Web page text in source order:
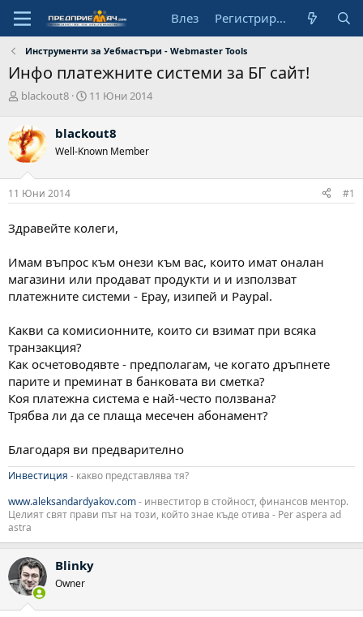
Влез Регистрирай се
Инструменти за Уебмастъри - Webmaster Tools
Инфо платежните системи за БГ сайт!
А
т
о
р
blackout8
Н
а
л
а
т
11 Юни 2014
blackout8
Well-Known Member
11 Юни 2014 #1
Здравейте колеги,
Имам въпрос към онези към вас, които имат оналан
магазини или продават продукти и и използват
платежните системи - Epay, изипей и Paypal.
Какви са комисионните, които си взимат при всяка
транзакция?
Как осчетоводявте - предполагам, че когато дръпнете
парите и преминат в банковата ви сметка?
Коя платежна система е най-често ползвана?
Трябва ли да се плаща месечен абонамент?
Благодаря ви предварително
Инвестиция - какво представлява тя?
www.aleksandardyakov.com- инвеститор в стойност, финансов ментор.
Целият свят прави път на този, който знае къде отива - Per aspera ad
astra
Blinky
Owner